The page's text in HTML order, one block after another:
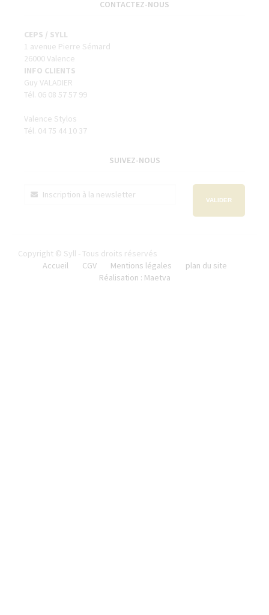
CONTACTEZ-NOUS
CEPS / SYLL
1 avenue Pierre Sémard
26000 Valence
INFO CLIENTS
Guy VALADIER
Tél. 06 08 57 57 99
Valence Stylos
Tél. 04 75 44 10 37
SUIVEZ-NOUS
VALIDER
Copyright © Syll - Tous droits réservés
Accueil
CGV Mentions légales
plan du site
Réalisation : Maetva